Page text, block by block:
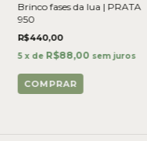
Brinco fases da lua | PRATA
950
R$440,00
5 x de R$88,00 sem juros
COMPRAR